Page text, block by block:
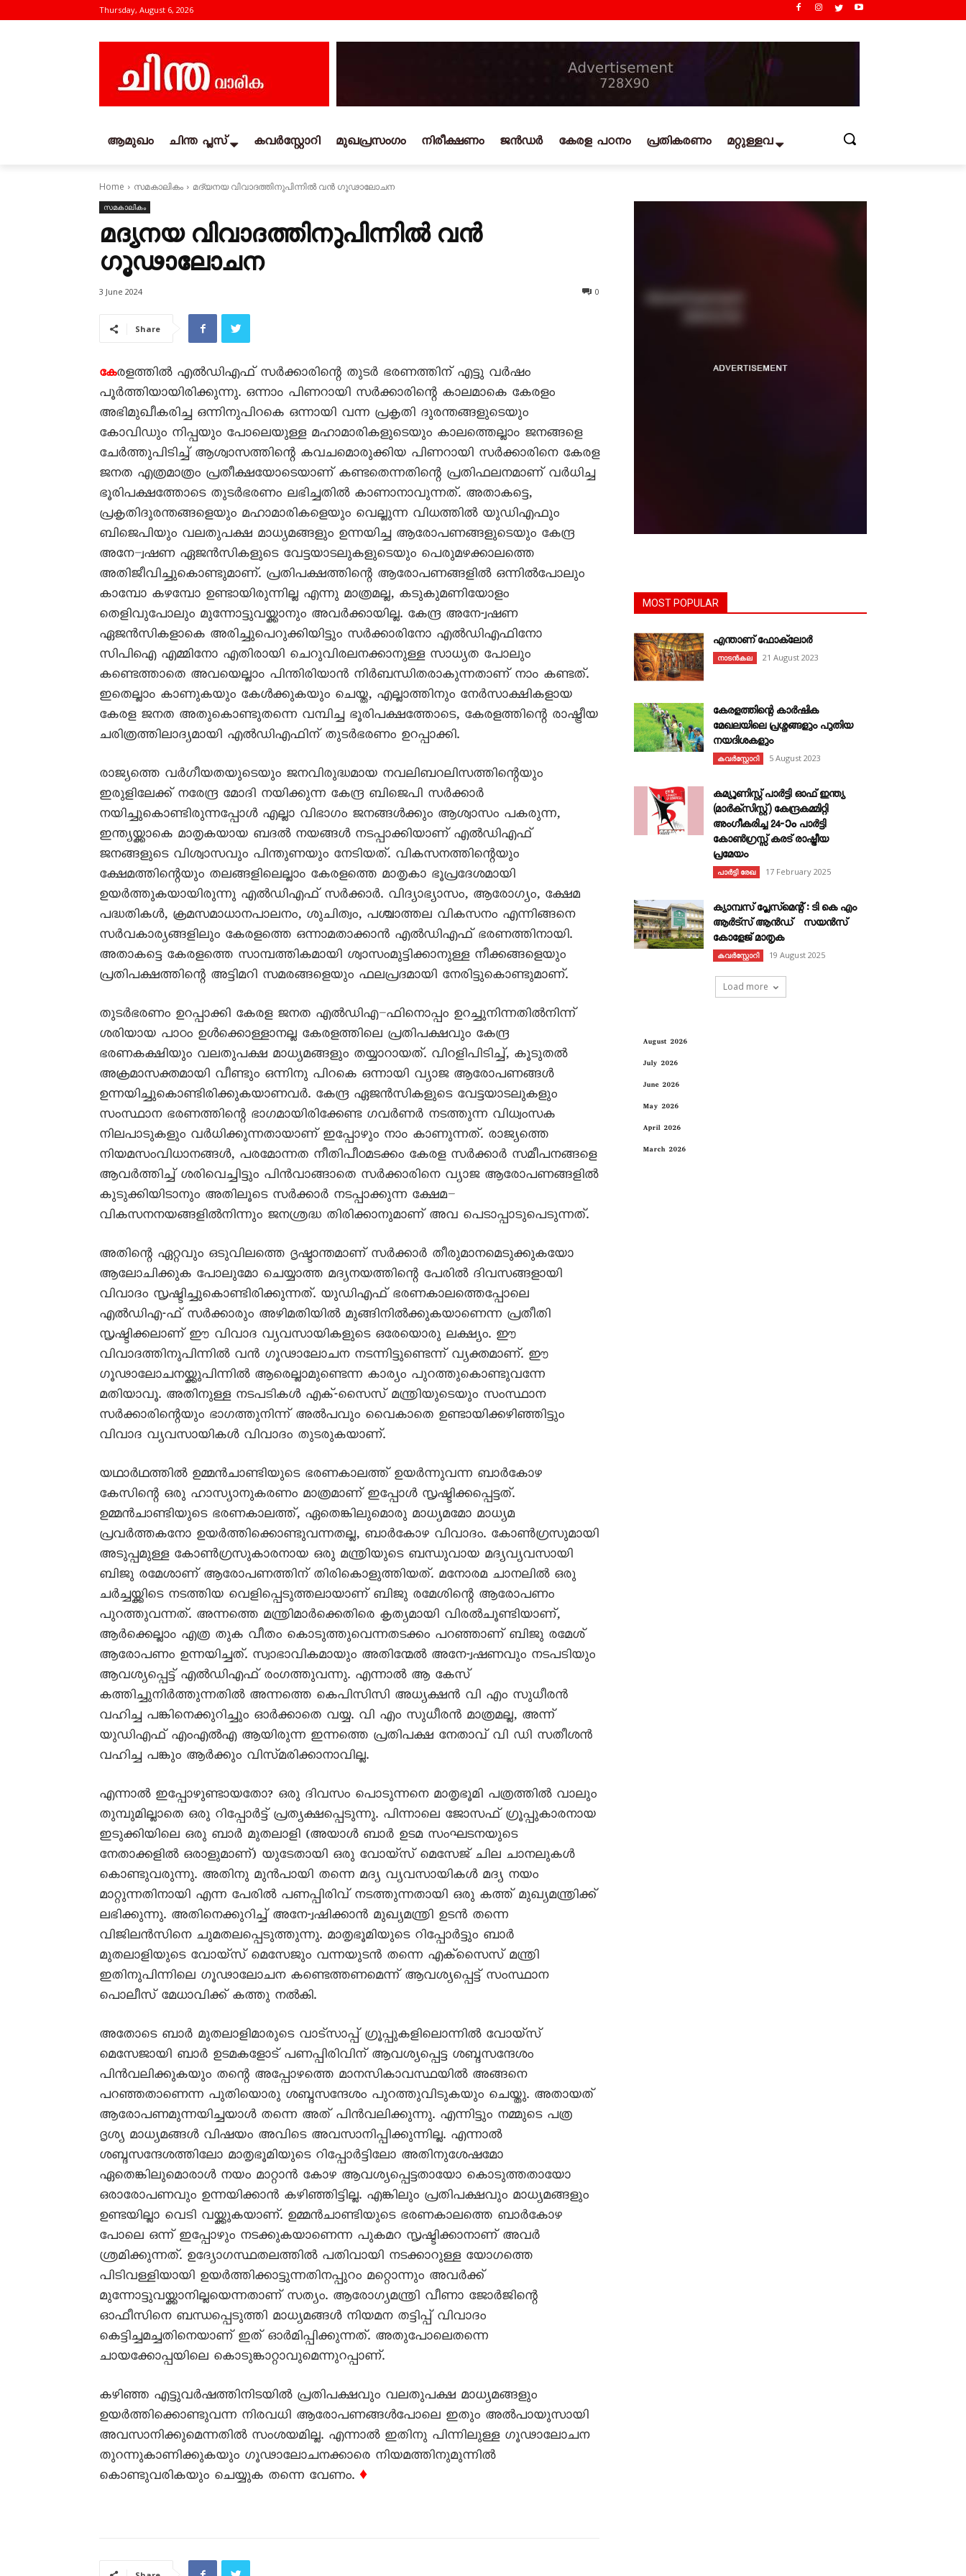
Thursday, August 6, 2026
ആമുഖം ചിന്ത പ്ലസ് കവര്‍സ്റ്റോറി മുഖപ്രസംഗം നിരീക്ഷണം ജൻഡർ കേരള പഠനം പ്രതികരണം മറ്റുള്ളവ
Home സമകാലികം മദ്യനയ വിവാദത്തിനുപിന്നിൽ വൻ ഗൂഢാലോചന
സമകാലികം
മദ്യനയ വിവാദത്തിനുപിന്നിൽ വൻ
ഗൂഢാലോചന
3 June 2024 0
Share
കേരളത്തിൽ എൽഡിഎഫ് സർക്കാരിന്റെ തുടർ ഭരണത്തിന് എട്ടു വർഷം
പൂർത്തിയായിരിക്കുന്നു. ഒന്നാം പിണറായി സർക്കാരിന്റെ കാലമാകെ കേരളം
അഭിമുഖീകരിച്ച ഒന്നിനുപിറകെ ഒന്നായി വന്ന പ്രകൃതി ദുരന്തങ്ങളുടെയും
കോവിഡും നിപ്പയും പോലെയുള്ള മഹാമാരികളുടെയും കാലത്തെല്ലാം ജനങ്ങളെ
ചേർത്തുപിടിച്ച് ആശ്വാസത്തിന്റെ കവചമൊരുക്കിയ പിണറായി സർക്കാരിനെ കേരള
ജനത എത്രമാത്രം പ്രതീക്ഷയോടെയാണ് കണ്ടതെന്നതിന്റെ പ്രതിഫലനമാണ് വർധിച്ച
ഭൂരിപക്ഷത്തോടെ തുടർഭരണം ലഭിച്ചതിൽ കാണാനാവുന്നത്. അതാകട്ടെ,
പ്രകൃതിദുരന്തങ്ങളെയും മഹാമാരികളെയും വെല്ലുന്ന വിധത്തിൽ യുഡിഎഫും
ബിജെപിയും വലതുപക്ഷ മാധ്യമങ്ങളും ഉന്നയിച്ച ആരോപണങ്ങളുടെയും കേന്ദ്ര
അനേ–്വഷണ ഏജൻസികളുടെ വേട്ടയാടലുകളുടെയും പെരുമഴക്കാലത്തെ
അതിജീവിച്ചുകൊണ്ടുമാണ്. പ്രതിപക്ഷത്തിന്റെ ആരോപണങ്ങളിൽ ഒന്നിൽപോലും
കാമ്പോ കഴമ്പോ ഉണ്ടായിരുന്നില്ല എന്നു മാത്രമല്ല, കടുകുമണിയോളം
തെളിവുപോലും മുന്നോട്ടുവയ്ക്കാനും അവർക്കായില്ല. കേന്ദ്ര അനേ-്വഷണ
ഏജൻസികളാകെ അരിച്ചുപെറുക്കിയിട്ടും സർക്കാരിനോ എൽഡിഎഫിനോ
സിപിഐ എമ്മിനോ എതിരായി ചെറുവിരലനക്കാനുള്ള സാധ്യത പോലും
കണ്ടെത്താതെ അവയെല്ലാം പിന്തിരിയാൻ നിർബന്ധിതരാകുന്നതാണ് നാം കണ്ടത്.
ഇതെല്ലാം കാണുകയും കേൾക്കുകയും ചെയ്ത, എല്ലാത്തിനും നേർസാക്ഷികളായ
കേരള ജനത അതുകൊണ്ടുതന്നെ വമ്പിച്ച ഭൂരിപക്ഷത്തോടെ, കേരളത്തിന്റെ രാഷ്ട്രീയ
ചരിത്രത്തിലാദ്യമായി എൽഡിഎഫിന് തുടർഭരണം ഉറപ്പാക്കി.
രാജ്യത്തെ വർഗീയതയുടെയും ജനവിരുദ്ധമായ നവലിബറലിസത്തിന്റെയും
ഇരുളിലേക്ക് നരേന്ദ്ര മോദി നയിക്കുന്ന കേന്ദ്ര ബിജെപി സർക്കാർ
നയിച്ചുകൊണ്ടിരുന്നപ്പോൾ എല്ലാ വിഭാഗം ജനങ്ങൾക്കും ആശ്വാസം പകരുന്ന,
ഇന്ത്യയ്ക്കാകെ മാതൃകയായ ബദൽ നയങ്ങൾ നടപ്പാക്കിയാണ് എൽഡിഎഫ്
ജനങ്ങളുടെ വിശ്വാസവും പിന്തുണയും നേടിയത്. വികസനത്തിന്റെയും
ക്ഷേമത്തിന്റെയും തലങ്ങളിലെല്ലാം കേരളത്തെ മാതൃകാ ഭൂപ്രദേശമായി
ഉയർത്തുകയായിരുന്നു എൽഡിഎഫ് സർക്കാർ. വിദ്യാഭ്യാസം, ആരോഗ്യം, ക്ഷേമ
പദ്ധതികൾ, ക്രമസമാധാനപാലനം, ശുചിത്വം, പശ്ചാത്തല വികസനം എന്നിങ്ങനെ
സർവകാര്യങ്ങളിലും കേരളത്തെ ഒന്നാമതാക്കാൻ എൽഡിഎഫ് ഭരണത്തിനായി.
അതാകട്ടെ കേരളത്തെ സാമ്പത്തികമായി ശ്വാസംമുട്ടിക്കാനുള്ള നീക്കങ്ങളെയും
പ്രതിപക്ഷത്തിന്റെ അട്ടിമറി സമരങ്ങളെയും ഫലപ്രദമായി നേരിട്ടുകൊണ്ടുമാണ്.
തുടർഭരണം ഉറപ്പാക്കി കേരള ജനത എൽഡിഎ–ഫിനൊപ്പം ഉറച്ചുനിന്നതിൽനിന്ന്
ശരിയായ പാഠം ഉൾക്കൊള്ളാനല്ല കേരളത്തിലെ പ്രതിപക്ഷവും കേന്ദ്ര
ഭരണകക്ഷിയും വലതുപക്ഷ മാധ്യമങ്ങളും തയ്യാറായത്. വിറളിപിടിച്ച്, കൂടുതൽ
അക്രമാസക്തമായി വീണ്ടും ഒന്നിനു പിറകെ ഒന്നായി വ്യാജ ആരോപണങ്ങൾ
ഉന്നയിച്ചുകൊണ്ടിരിക്കുകയാണവർ. കേന്ദ്ര ഏജൻസികളുടെ വേട്ടയാടലുകളും
സംസ്ഥാന ഭരണത്തിന്റെ ഭാഗമായിരിക്കേണ്ട ഗവർണർ നടത്തുന്ന വിധ്വംസക
നിലപാടുകളും വർധിക്കുന്നതായാണ് ഇപ്പോഴും നാം കാണുന്നത്. രാജ്യത്തെ
നിയമസംവിധാനങ്ങൾ, പരമോന്നത നീതിപീഠമടക്കം കേരള സർക്കാർ സമീപനങ്ങളെ
ആവർത്തിച്ച് ശരിവെച്ചിട്ടും പിൻവാങ്ങാതെ സർക്കാരിനെ വ്യാജ ആരോപണങ്ങളിൽ
കുടുക്കിയിടാനും അതിലൂടെ സർക്കാർ നടപ്പാക്കുന്ന ക്ഷേമ–
വികസനനയങ്ങളിൽനിന്നും ജനശ്രദ്ധ തിരിക്കാനുമാണ് അവ പെടാപ്പാടുപെടുന്നത്.
അതിന്റെ ഏറ്റവും ഒടുവിലത്തെ ദൃഷ്ടാന്തമാണ് സർക്കാർ തീരുമാനമെടുക്കുകയോ
ആലോചിക്കുക പോലുമോ ചെയ്യാത്ത മദ്യനയത്തിന്റെ പേരിൽ ദിവസങ്ങളായി
വിവാദം സൃഷ്ടിച്ചുകൊണ്ടിരിക്കുന്നത്. യുഡിഎഫ് ഭരണകാലത്തെപ്പോലെ
എൽഡിഎ-ഫ് സർക്കാരും അഴിമതിയിൽ മുങ്ങിനിൽക്കുകയാണെന്ന പ്രതീതി
സൃഷ്ടിക്കലാണ് ഈ വിവാദ വ്യവസായികളുടെ ഒരേയൊരു ലക്ഷ്യം. ഈ
വിവാദത്തിനുപിന്നിൽ വൻ ഗൂഢാലോചന നടന്നിട്ടുണ്ടെന്ന് വ്യക്തമാണ്. ഈ
ഗൂഢാലോചനയ്ക്കുപിന്നിൽ ആരെല്ലാമുണ്ടെന്ന കാര്യം പുറത്തുകൊണ്ടുവന്നേ
മതിയാവൂ. അതിനുള്ള നടപടികൾ എക്-സെെസ് മന്ത്രിയുടെയും സംസ്ഥാന
സർക്കാരിന്റെയും ഭാഗത്തുനിന്ന് അൽപവും വെെകാതെ ഉണ്ടായിക്കഴിഞ്ഞിട്ടും
വിവാദ വ്യവസായികൾ വിവാദം തുടരുകയാണ്.
യഥാർഥത്തിൽ ഉമ്മൻചാണ്ടിയുടെ ഭരണകാലത്ത് ഉയർന്നുവന്ന ബാർകോഴ
കേസിന്റെ ഒരു ഹാസ്യാനുകരണം മാത്രമാണ് ഇപ്പോൾ സൃഷ്ടിക്കപ്പെട്ടത്.
ഉമ്മൻചാണ്ടിയുടെ ഭരണകാലത്ത്, ഏതെങ്കിലുമൊരു മാധ്യമമോ മാധ്യമ
പ്രവർത്തകനോ ഉയർത്തിക്കൊണ്ടുവന്നതല്ല, ബാർകോഴ വിവാദം. കോൺഗ്രസുമായി
അടുപ്പമുള്ള കോൺഗ്രസുകാരനായ ഒരു മന്ത്രിയുടെ ബന്ധുവായ മദ്യവ്യവസായി
ബിജു രമേശാണ് ആരോപണത്തിന് തിരികൊളുത്തിയത്. മനോരമ ചാനലിൽ ഒരു
ചർച്ചയ്ക്കിടെ നടത്തിയ വെളിപ്പെടുത്തലായാണ് ബിജു രമേശിന്റെ ആരോപണം
പുറത്തുവന്നത്. അന്നത്തെ മന്ത്രിമാർക്കെതിരെ കൃത്യമായി വിരൽചൂണ്ടിയാണ്,
ആർക്കെല്ലാം എത്ര തുക വീതം കൊടുത്തുവെന്നതടക്കം പറഞ്ഞാണ് ബിജു രമേശ്
ആരോപണം ഉന്നയിച്ചത്. സ്വാഭാവികമായും അതിന്മേൽ അനേ-്വഷണവും നടപടിയും
ആവശ്യപ്പെട്ട് എൽഡിഎഫ് രംഗത്തുവന്നു. എന്നാൽ ആ കേസ്
കത്തിച്ചുനിർത്തുന്നതിൽ അന്നത്തെ കെപിസിസി അധ്യക്ഷൻ വി എം സുധീരൻ
വഹിച്ച പങ്കിനെക്കുറിച്ചും ഓർക്കാതെ വയ്യ. വി എം സുധീരൻ മാത്രമല്ല, അന്ന്
യുഡിഎഫ‍് എംഎൽഎ ആയിരുന്ന ഇന്നത്തെ പ്രതിപക്ഷ നേതാവ് വി ഡി സതീശൻ
വഹിച്ച പങ്കും ആർക്കും വിസ്മരിക്കാനാവില്ല.
എന്നാൽ ഇപ്പോഴുണ്ടായതോ? ഒരു ദിവസം പൊടുന്നനെ മാതൃഭൂമി പത്രത്തിൽ വാലും
തുമ്പുമില്ലാതെ ഒരു റിപ്പോർട്ട് പ്രത്യക്ഷപ്പെടുന്നു. പിന്നാലെ ജോസഫ് ഗ്രൂപ്പുകാരനായ
ഇടുക്കിയിലെ ഒരു ബാർ മുതലാളി (അയാൾ ബാർ ഉടമ സംഘടനയുടെ
നേതാക്കളിൽ ഒരാളുമാണ്) യുടേതായി ഒരു വോയ്സ് മെസേജ് ചില ചാനലുകൾ
കൊണ്ടുവരുന്നു. അതിനു മുൻപായി തന്നെ മദ്യ വ്യവസായികൾ മദ്യ നയം
മാറ്റുന്നതിനായി എന്ന പേരിൽ പണപ്പിരിവ് നടത്തുന്നതായി ഒരു കത്ത് മുഖ്യമന്ത്രിക്ക്
ലഭിക്കുന്നു. അതിനെക്കുറിച്ച് അനേ-്വഷിക്കാൻ മുഖ്യമന്ത്രി ഉടൻ തന്നെ
വിജിലൻസിനെ ചുമതലപ്പെടുത്തുന്നു. മാതൃഭൂമിയുടെ റിപ്പോർട്ടും ബാർ
മുതലാളിയുടെ വോയ്സ് മെസേജും വന്നയുടൻ തന്നെ എക്സെെസ് മന്ത്രി
ഇതിനുപിന്നിലെ ഗൂഢാലോചന കണ്ടെത്തണമെന്ന് ആവശ്യപ്പെട്ട് സംസ്ഥാന
പൊലീസ് മേധാവിക്ക് കത്തു നൽകി.
അതോടെ ബാർ മുതലാളിമാരുടെ വാട്സാപ്പ് ഗ്രൂപ്പുകളിലൊന്നിൽ വോയ്സ്
മെസേജായി ബാർ ഉടമകളോട് പണപ്പിരിവിന് ആവശ്യപ്പെട്ട ശബ്ദസന്ദേശം
പിൻവലിക്കുകയും തന്റെ അപ്പോഴത്തെ മാനസികാവസ്ഥയിൽ അങ്ങനെ
പറഞ്ഞതാണെന്ന പുതിയൊരു ശബ്ദസന്ദേശം പുറത്തുവിടുകയും ചെയ്തു. അതായത്
ആരോപണമുന്നയിച്ചയാൾ തന്നെ അത് പിൻവലിക്കുന്നു. എന്നിട്ടും നമ്മുടെ പത്ര
ദൃശ്യ മാധ്യമങ്ങൾ വിഷയം അവിടെ അവസാനിപ്പിക്കുന്നില്ല. എന്നാൽ
ശബ്ദസന്ദേശത്തിലോ മാതൃഭൂമിയുടെ റിപ്പോർട്ടിലോ അതിനുശേഷമോ
ഏതെങ്കിലുമൊരാൾ നയം മാറ്റാൻ കോഴ ആവശ്യപ്പെട്ടതായോ കൊടുത്തതായോ
ഒരാരോപണവും ഉന്നയിക്കാൻ കഴിഞ്ഞിട്ടില്ല. എങ്കിലും പ്രതിപക്ഷവും മാധ്യമങ്ങളും
ഉണ്ടയില്ലാ വെടി വയ്ക്കുകയാണ്. ഉമ്മൻചാണ്ടിയുടെ ഭരണകാലത്തെ ബാർകോഴ
പോലെ ഒന്ന് ഇപ്പോഴും നടക്കുകയാണെന്ന പുകമറ സൃഷ്ടിക്കാനാണ് അവർ
ശ്രമിക്കുന്നത്. ഉദ്യോഗസ്ഥതലത്തിൽ പതിവായി നടക്കാറുള്ള യോഗത്തെ
പിടിവള്ളിയായി ഉയർത്തിക്കാട്ടുന്നതിനപ്പുറം മറ്റൊന്നും അവർക്ക്
മുന്നോട്ടുവയ്ക്കാനില്ലയെന്നതാണ് സത്യം. ആരോഗ്യമന്ത്രി വീണാ ജോർജിന്റെ
ഓഫീസിനെ ബന്ധപ്പെടുത്തി മാധ്യമങ്ങൾ നിയമന തട്ടിപ്പ് വിവാദം
കെട്ടിച്ചമച്ചതിനെയാണ് ഇത് ഓർമിപ്പിക്കുന്നത്. അതുപോലെതന്നെ
ചായക്കോപ്പയിലെ കൊടുങ്കാറ്റാവുമെന്നുറപ്പാണ്.
കഴിഞ്ഞ എട്ടുവർഷത്തിനിടയിൽ പ്രതിപക്ഷവും വലതുപക്ഷ മാധ്യമങ്ങളും
ഉയർത്തിക്കൊണ്ടുവന്ന നിരവധി ആരോപണങ്ങൾപോലെ ഇതും അൽപായുസായി
അവസാനിക്കുമെന്നതിൽ സംശയമില്ല. എന്നാൽ ഇതിനു പിന്നിലുള്ള ഗൂഢാലോചന
തുറന്നുകാണിക്കുകയും ഗൂഢാലോചനക്കാരെ നിയമത്തിനുമുന്നിൽ
കൊണ്ടുവരികയും ചെയ്യുക തന്നെ വേണം. ♦
MOST POPULAR
എന്താണ്‌ ഫോക്‌ലോർ
നാടൻകല 21 August 2023
കേരളത്തിന്റെ കാർഷിക
മേഖലയിലെ പ്രശ്നങ്ങളും പുതിയ
നയദിശകളും
കവര്‍സ്റ്റോറി 5 August 2023
കമ്യൂണിസ്റ്റ് പാർട്ടി ഓഫ് ഇന്ത്യ
(മാർക്സിസ്റ്റ്) കേന്ദ്രകമ്മിറ്റി
അംഗീകരിച്ച 24‐ാം പാർട്ടി
കോൺഗ്രസ്സ് കരട് രാഷ്ട്രീയ
പ്രമേയം
പാർട്ടി രേഖ 17 February 2025
ക്യാമ്പസ് പ്ലേസ്മെന്റ് : ടി കെ എം
ആർട്സ് ആൻഡ് സയൻസ്
കോളേജ് മാതൃക
കവര്‍സ്റ്റോറി 19 August 2025
Load more
August 2026
July 2026
June 2026
May 2026
April 2026
March 2026